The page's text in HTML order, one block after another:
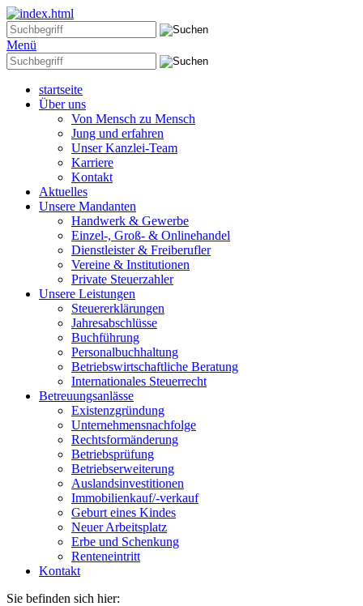
Menü
startseite
Über uns
Von Mensch zu Mensch
Jung und erfahren
Unser Kanzlei-Team
Karriere
Kontakt
Aktuelles
Unsere Mandanten
Handwerk & Gewerbe
Einzel-, Groß- & Onlinehandel
Dienstleister & Freiberufler
Vereine & Institutionen
Private Steuerzahler
Unsere Leistungen
Steuererklärungen
Jahresabschlüsse
Buchführung
Personalbuchhaltung
Betriebswirtschaftliche Beratung
Internationales Steuerrecht
Betreuungsanlässe
Existenzgründung
Unternehmensnachfolge
Rechtsformänderung
Betriebsprüfung
Betriebserweiterung
Auslandsinvestitionen
Immobilienkauf/-verkauf
Geburt eines Kindes
Neuer Arbeitsplatz
Erbe und Schenkung
Renteneintritt
Kontakt
Sie befinden sich hier: